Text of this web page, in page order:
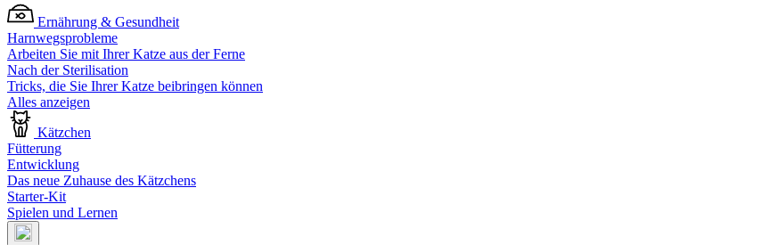
Ernährung & Gesundheit
Harnwegsprobleme
Arbeiten Sie mit Ihrer Katze aus der Ferne
Nach der Sterilisation
Tricks, die Sie Ihrer Katze beibringen können
Alles anzeigen
Kätzchen
Fütterung
Entwicklung
Das neue Zuhause des Kätzchens
Starter-Kit
Spielen und Lernen